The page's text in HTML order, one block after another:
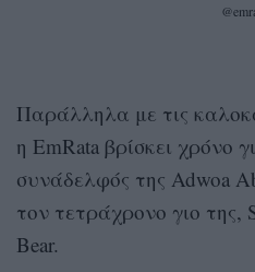
Παράλληλα με τις
η EmRata βρίσκει χρόνο
συνάδελφός της Adwoa
τον τετράχρονο γιο της,
Bear.